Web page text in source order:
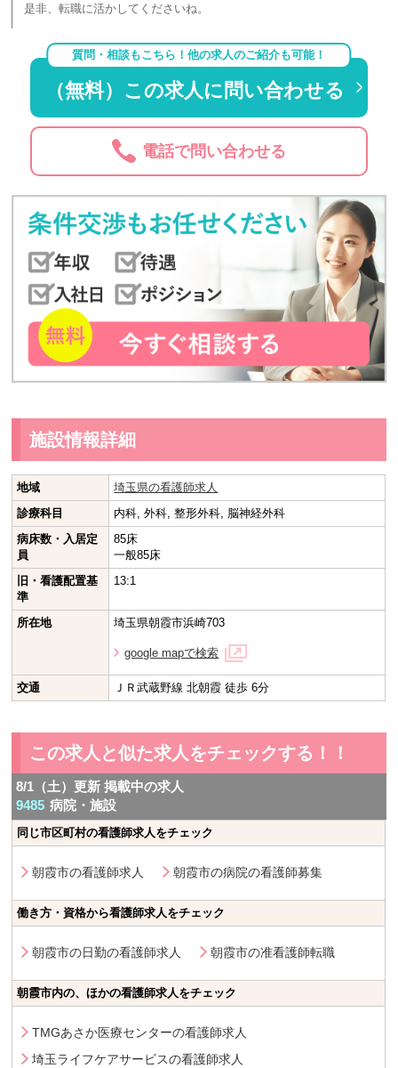
是非、転職に活かしてくださいね。
質問・相談もこちら！他の求人のご紹介も可能！
（無料）この求人に問い合わせる
電話で問い合わせる
施設情報詳細
地域
埼玉県の看護師求人
診療科目
内科, 外科, 整形外科, 脳神経外科
病床数・入居定
員
85床
一般85床
旧・看護配置基
準
13:1
所在地 埼玉県朝霞市浜崎703
google mapで検索
交通 ＪＲ武蔵野線 北朝霞 徒歩 6分
この求人と似た求人をチェックする！！
8/1（土）更新 掲載中の求人
9485 病院・施設
同じ市区町村の看護師求人をチェック
朝霞市の看護師求人 朝霞市の病院の看護師募集
働き方・資格から看護師求人をチェック
朝霞市の日勤の看護師求人 朝霞市の准看護師転職
朝霞市内の、ほかの看護師求人をチェック
TMGあさか医療センターの看護師求人
埼玉ライフケアサービスの看護師求人